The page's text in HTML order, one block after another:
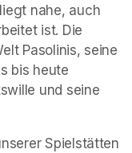
nahe, auch
ist. Die
Pasolinis, seine
bis heute
und seine
Spielstätten